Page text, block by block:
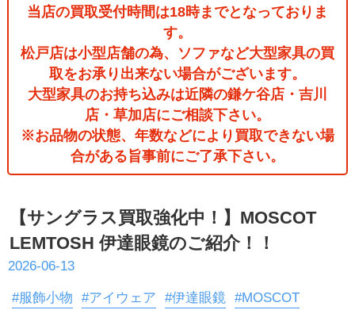
当店の買取受付時間は18時までとなっておりま
す。
松戸店は小型店舗の為、ソファなど大型家具の買
取をお承り出来ない場合がございます。
大型家具のお持ち込みは近隣の鎌ケ谷店・吉川
店・草加店にご相談下さい。
※お品物の状態、年数などにより買取できない場
合がある旨事前にご了承下さい。
【サングラス買取強化中！】MOSCOT
LEMTOSH 伊達眼鏡のご紹介！！
2026-06-13
#服飾小物 #アイウェア #伊達眼鏡 #MOSCOT